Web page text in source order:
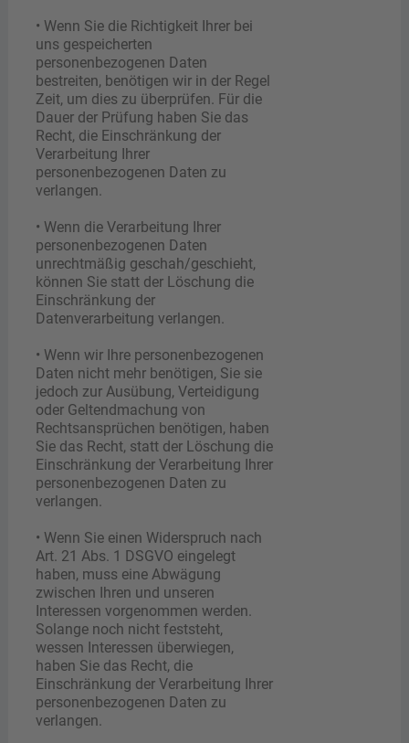
• Wenn Sie die Richtigkeit Ihrer bei
uns gespeicherten
personenbezogenen Daten
bestreiten, benötigen wir in der Regel
Zeit, um dies zu überprüfen. Für die
Dauer der Prüfung haben Sie das
Recht, die Einschränkung der
Verarbeitung Ihrer
personenbezogenen Daten zu
verlangen.
• Wenn die Verarbeitung Ihrer
personenbezogenen Daten
unrechtmäßig geschah/geschieht,
können Sie statt der Löschung die
Einschränkung der
Datenverarbeitung verlangen.
• Wenn wir Ihre personenbezogenen
Daten nicht mehr benötigen, Sie sie
jedoch zur Ausübung, Verteidigung
oder Geltendmachung von
Rechtsansprüchen benötigen, haben
Sie das Recht, statt der Löschung die
Einschränkung der Verarbeitung Ihrer
personenbezogenen Daten zu
verlangen.
• Wenn Sie einen Widerspruch nach
Art. 21 Abs. 1 DSGVO eingelegt
haben, muss eine Abwägung
zwischen Ihren und unseren
Interessen vorgenommen werden.
Solange noch nicht feststeht,
wessen Interessen überwiegen,
haben Sie das Recht, die
Einschränkung der Verarbeitung Ihrer
personenbezogenen Daten zu
verlangen.